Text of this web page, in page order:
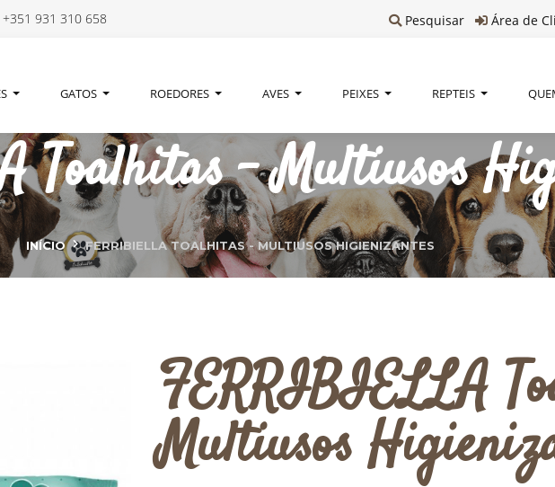
+351 931 310 658 Pesquisar Área de
GATOS ROEDORES AVES PEIXES REPTEIS
- Multiusos
INÍCIO FERRIBIELLA TOALHITAS - MULTIUSOS HIGIENIZANTES
FERRIBIELLA
Multiusos